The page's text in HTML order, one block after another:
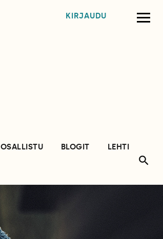
KIRJAUDU
OSALLISTU BLOGIT
LEHTI